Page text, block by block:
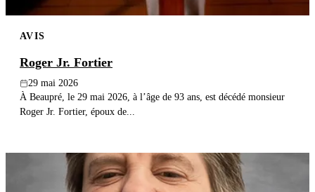
AVIS
Roger Jr. Fortier
29 mai 2026
À Beaupré, le 29 mai 2026, à l’âge de 93 ans, est décédé monsieur
Roger Jr. Fortier, époux de...